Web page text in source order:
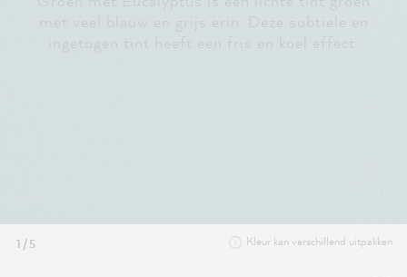
1 / 5 Kleur kan verschillend uitpakken